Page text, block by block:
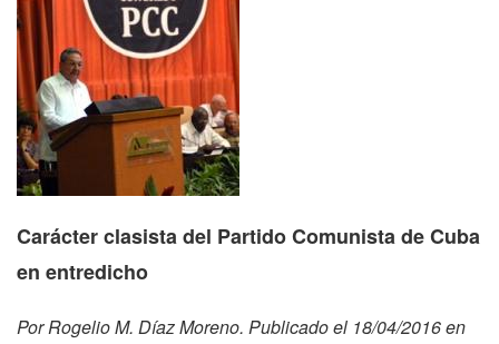
Carácter clasista del Partido Comunista de Cuba
en entredicho
Por Rogelio M. Díaz Moreno. Publicado el 18/04/2016 en